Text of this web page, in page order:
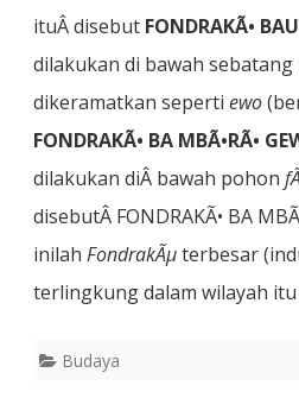
ituÂ disebut FONDRAKÃ•
dilakukan di bawah sebatang
dikeramatkan seperti ewo
FONDRAKÃ• BA MBÃ•RÃ•
dilakukan diÂ bawah pohon
disebutÂ FONDRAKÃ• BA
inilah FondrakÃµterbesar
terlingkung dalam wilayah
Budaya